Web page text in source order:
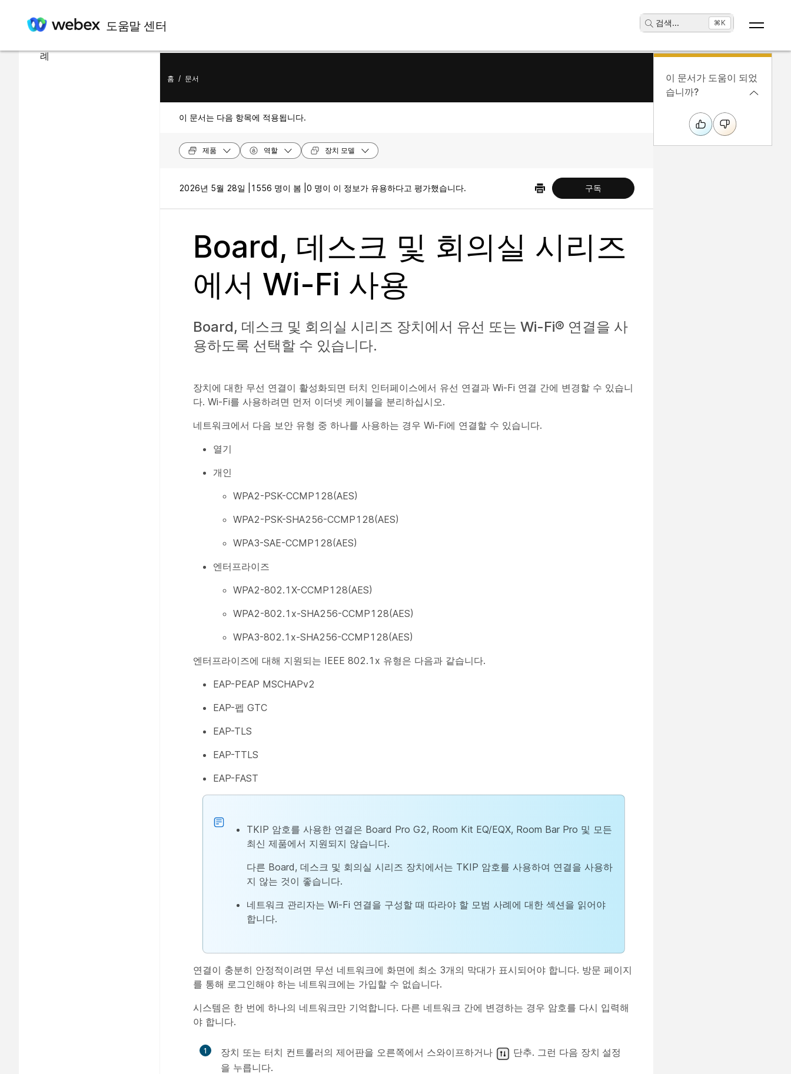
도움말 센터 검색... ⌘K
이 문서에서
례
홈 / 문서
이 문서는 다음 항목에 적용됩니다.
제품 역할 장치 모델
2026년 5월 28일 | 1556 명이 봄 | 0 명이 이 정보가 유용하다고 평가했습니다. 구독
Board, 데스크 및 회의실 시리즈
에서 Wi-Fi 사용
Board, 데스크 및 회의실 시리즈 장치에서 유선 또는 Wi-Fi® 연결을 사
용하도록 선택할 수 있습니다.
장치에 대한 무선 연결이 활성화되면 터치 인터페이스에서 유선 연결과 Wi-Fi 연결 간에 변경할 수 있습니
다. Wi-Fi를 사용하려면 먼저 이더넷 케이블을 분리하십시오.
네트워크에서 다음 보안 유형 중 하나를 사용하는 경우 Wi-Fi에 연결할 수 있습니다.
열기
개인
WPA2-PSK-CCMP128(AES)
WPA2-PSK-SHA256-CCMP128(AES)
WPA3-SAE-CCMP128(AES)
엔터프라이즈
WPA2-802.1X-CCMP128(AES)
WPA2-802.1x-SHA256-CCMP128(AES)
WPA3-802.1x-SHA256-CCMP128(AES)
엔터프라이즈에 대해 지원되는 IEEE 802.1x 유형은 다음과 같습니다.
EAP-PEAP MSCHAPv2
EAP-펩 GTC
EAP-TLS
EAP-TTLS
EAP-FAST
TKIP 암호를 사용한 연결은 Board Pro G2, Room Kit EQ/EQX, Room Bar Pro 및 모든
최신 제품에서 지원되지 않습니다.
다른 Board, 데스크 및 회의실 시리즈 장치에서는 TKIP 암호를 사용하여 연결을 사용하
지 않는 것이 좋습니다.
네트워크 관리자는 Wi-Fi 연결을 구성할 때 따라야 할 모범 사례에 대한 섹션을 읽어야
합니다.
연결이 충분히 안정적이려면 무선 네트워크에 화면에 최소 3개의 막대가 표시되어야 합니다. 방문 페이지
를 통해 로그인해야 하는 네트워크에는 가입할 수 없습니다.
시스템은 한 번에 하나의 네트워크만 기억합니다. 다른 네트워크 간에 변경하는 경우 암호를 다시 입력해
야 합니다.
1 장치 또는 터치 컨트롤러의 제어판을 오른쪽에서 스와이프하거나 단추. 그런 다음 장치 설정
을 누릅니다.
이 문서가 도움이 되었
습니까?